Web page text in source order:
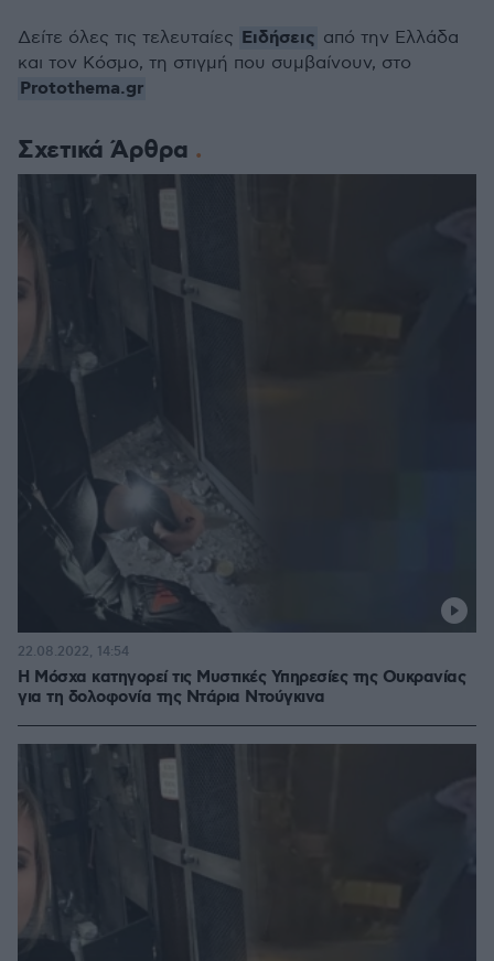
Σχετικά Άρθρα
Η Μόσχα κατηγορεί τις Μυστικές Υπηρεσίες της Ουκρανίας
για τη δολοφονία της Ντάρια Ντούγκινα
22.08.2022, 14:54
Δείτε όλες τις τελευταίες Ειδήσεις από την Ελλάδα
και τον Κόσμο, τη στιγμή που συμβαίνουν, στο
Protothema.gr